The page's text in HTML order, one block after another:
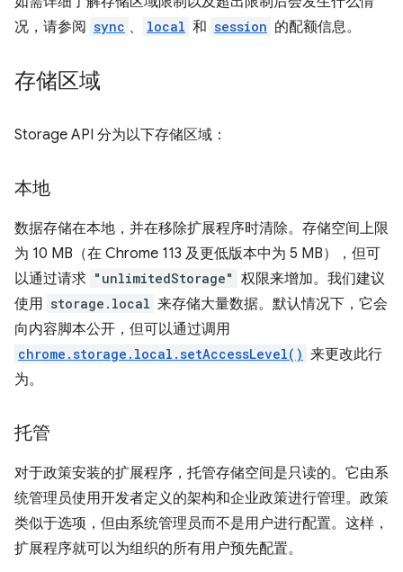
况，请参阅 sync 、 local 和 session 的配额信息。
存储区域
Storage API 分为以下存储区域：
本地
数据存储在本地，并在移除扩展程序时清除。存储空间上限
为 10 MB（在 Chrome 113 及更低版本中为 5 MB），但可
以通过请求 "unlimitedStorage" 权限来增加。我们建议
使用 storage.local 来存储大量数据。默认情况下，它会
向内容脚本公开，但可以通过调用
chrome.storage.local.setAccessLevel() 来更改此行
为。
托管
对于政策安装的扩展程序，托管存储空间是只读的。它由系
统管理员使用开发者定义的架构和企业政策进行管理。政策
类似于选项，但由系统管理员而不是用户进行配置。这样，
扩展程序就可以为组织的所有用户预先配置。